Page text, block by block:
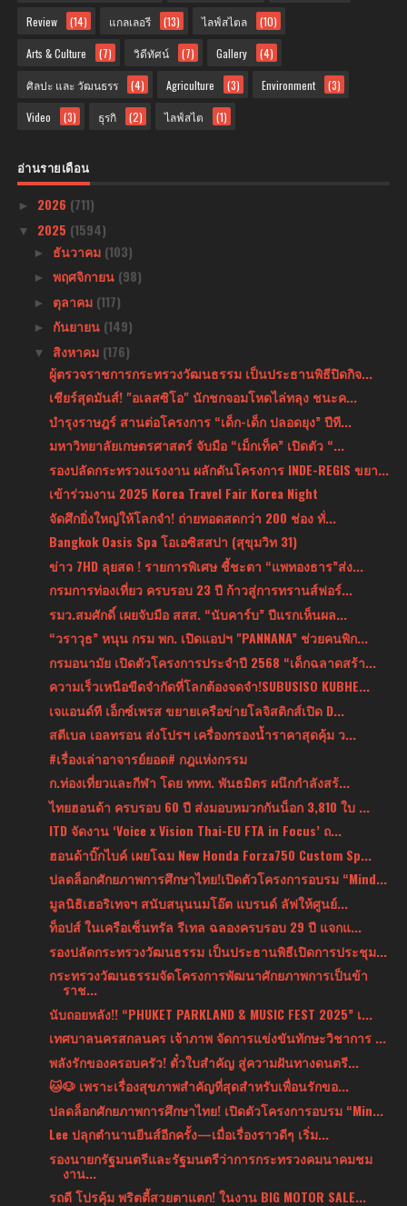
Review (14) แกลเลอรี (13) ไลฟ์สไตล (10)
Arts & Culture (7) วิดีทัศน์ (7) Gallery (4)
ศิลปะ และ วัฒนธรร (4) Agriculture (3) Environment (3)
Video (3) ธุรกิ (2) ไลฟ์สไต (1)
อ่านรายเดือน
► 2026 (711)
▼ 2025 (1594)
► ธันวาคม (103)
► พฤศจิกายน (98)
► ตุลาคม (117)
► กันยายน (149)
▼ สิงหาคม (176)
ผู้ตรวจราชการกระทรวงวัฒนธรรม เป็นประธานพิธีปิดกิจ...
เชียร์สุดมันส์! "อเลสซิโอ" นักชกจอมโหดไล่ทลุง ชนะค...
บำรุงราษฎร์ สานต่อโครงการ “เด็ก-เด็ก ปลอดยุง” ปีที...
มหาวิทยาลัยเกษตรศาสตร์ จับมือ “เม็กเท็ค” เปิดตัว “...
รองปลัดกระทรวงแรงงาน ผลักดันโครงการ INDE-REGIS ขยา...
เข้าร่วมงาน 2025 Korea Travel Fair Korea Night
จัดศึกยิ่งใหญ่ให้โลกจำ! ถ่ายทอดสดกว่า 200 ช่อง ทั่...
Bangkok Oasis Spa โอเอซิสสปา (สุขุมวิท 31)
ข่าว 7HD ลุยสด ! รายการพิเศษ ชี้ชะตา “แพทองธาร”ส่ง...
กรมการท่องเที่ยว ครบรอบ 23 ปี ก้าวสู่การทรานส์ฟอร์...
รมว.สมศักดิ์ เผยจับมือ สสส. “นับคาร์บ” ปีแรกเห็นผล...
“วราวุธ” หนุน กรม พก. เปิดแอปฯ "PANNANA” ช่วยคนพิก...
กรมอนามัย เปิดตัวโครงการประจำปี 2568 “เด็กฉลาดสร้า...
ความเร็วเหนือขีดจำกัดที่โลกต้องจดจำ!SUBUSISO KUBHE...
เจแอนด์ที เอ็กซ์เพรส ขยายเครือข่ายโลจิสติกส์เปิด D...
สตีเบล เอลทรอน ส่งโปรฯ เครื่องกรองน้ำราคาสุดคุ้ม ว...
#เรื่องเล่าอาจารย์ยอด# กฎแห่งกรรม
ก.ท่องเที่ยวและกีฬา โดย ททท. พันธมิตร ผนึกกำลังสร้...
ไทยฮอนด้า ครบรอบ 60 ปี ส่งมอบหมวกกันน็อก 3,810 ใบ ...
ITD จัดงาน ‘Voice x Vision Thai-EU FTA in Focus’ ถ...
ฮอนด้าบิ๊กไบค์ เผยโฉม New Honda Forza750 Custom Sp...
ปลดล็อกศักยภาพการศึกษาไทย!เปิดตัวโครงการอบรม “Mind...
มูลนิธิเฮอริเทจฯ สนับสนุนนมโอ๊ต แบรนด์ ลัฟให้ศูนย์...
ท็อปส์ ในเครือเซ็นทรัล รีเทล ฉลองครบรอบ 29 ปี แจกแ...
รองปลัดกระทรวงวัฒนธรรม เป็นประธานพิธีเปิดการประชุม...
กระทรวงวัฒนธรรมจัดโครงการพัฒนาศักยภาพการเป็นข้า
ราช...
นับถอยหลัง!! “PHUKET PARKLAND & MUSIC FEST 2025” เ...
เทศบาลนครสกลนคร เจ้าภาพ จัดการแข่งขันทักษะวิชาการ ...
พลังรักของครอบครัว! ตั๋วใบสำคัญ สู่ความฝันทางดนตรี...
🐱🐶 เพราะเรื่องสุขภาพสำคัญที่สุดสำหรับเพื่อนรักขอ...
ปลดล็อกศักยภาพการศึกษาไทย! เปิดตัวโครงการอบรม “Min...
Lee ปลุกตำนานยีนส์อีกครั้ง—เมื่อเรื่องราวดีๆ เริ่ม...
รองนายกรัฐมนตรีและรัฐมนตรีว่าการกระทรวงคมนาคมชม
งาน...
รถดี โปรคุ้ม พริตตี้สวยตาแตก! ในงาน BIG MOTOR SALE...